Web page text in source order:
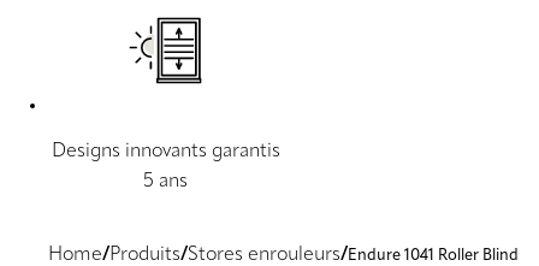
Designs innovants garantis
5 ans
Home Produits Stores enrouleurs Endure 1041 Roller Blind